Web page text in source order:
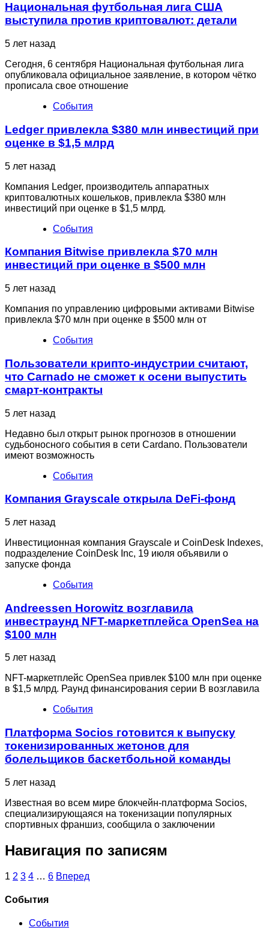
Национальная футбольная лига США
выступила против криптовалют: детали
5 лет назад
Сегодня, 6 сентября Национальная футбольная лига
опубликовала официальное заявление, в котором чётко
прописала свое отношение
События
Ledger привлекла $380 млн инвестиций при
оценке в $1,5 млрд
5 лет назад
Компания Ledger, производитель аппаратных
криптовалютных кошельков, привлекла $380 млн
инвестиций при оценке в $1,5 млрд.
События
Компания Bitwise привлекла $70 млн
инвестиций при оценке в $500 млн
5 лет назад
Компания по управлению цифровыми активами Bitwise
привлекла $70 млн при оценке в $500 млн от
События
Пользователи крипто-индустрии считают,
что Carnado не сможет к осени выпустить
смарт-контракты
5 лет назад
Недавно был открыт рынок прогнозов в отношении
судьбоносного события в сети Cardano. Пользователи
имеют возможность
События
Компания Grayscale открыла DeFi-фонд
5 лет назад
Инвестиционная компания Grayscale и CoinDesk Indexes,
подразделение CoinDesk Inc, 19 июля объявили о
запуске фонда
События
Andreessen Horowitz возглавила
инвестраунд NFT-маркетплейса OpenSea на
$100 млн
5 лет назад
NFT-маркетплейс OpenSea привлек $100 млн при оценке
в $1,5 млрд. Раунд финансирования серии B возглавила
События
Платформа Socios готовится к выпуску
токенизированных жетонов для
болельщиков баскетбольной команды
5 лет назад
Известная во всем мире блокчейн-платформа Socios,
специализирующаяся на токенизации популярных
спортивных франшиз, сообщила о заключении
Навигация по записям
1 2 3 4 … 6 Вперед
Cобытия
События